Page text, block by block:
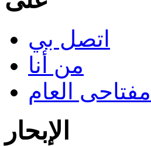
اتصل بي
من أنا
مفتاحى العام
الإبحار